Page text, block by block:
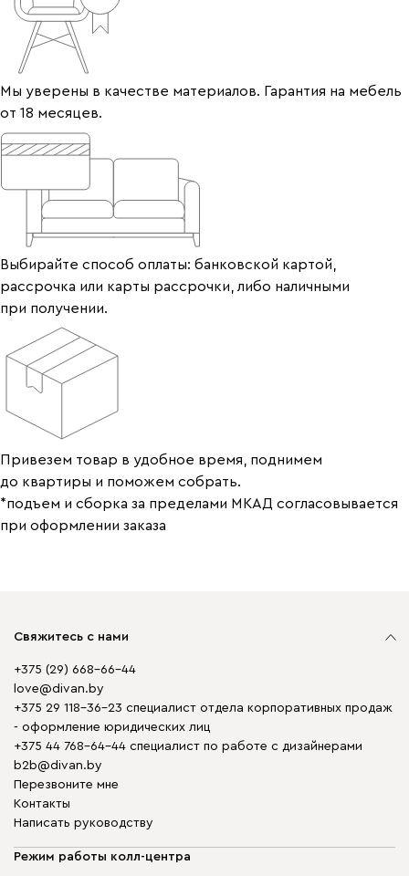
Мы уверены в качестве материалов. Гарантия на мебель
от 18 месяцев.
Выбирайте способ оплаты: банковской картой,
рассрочка или карты рассрочки, либо наличными
при получении.
Привезем товар в удобное время, поднимем
до квартиры и поможем собрать.
*подъем и сборка за пределами МКАД согласовывается
при оформлении заказа
Свяжитесь с нами
+375 (29) 668-66-44
love@divan.by
+375 29 118-36-23 специалист отдела корпоративных продаж
- оформление юридических лиц
+375 44 768-64-44 специалист по работе с дизайнерами
b2b@divan.by
Перезвоните мне
Контакты
Написать руководству
Режим работы колл-центра